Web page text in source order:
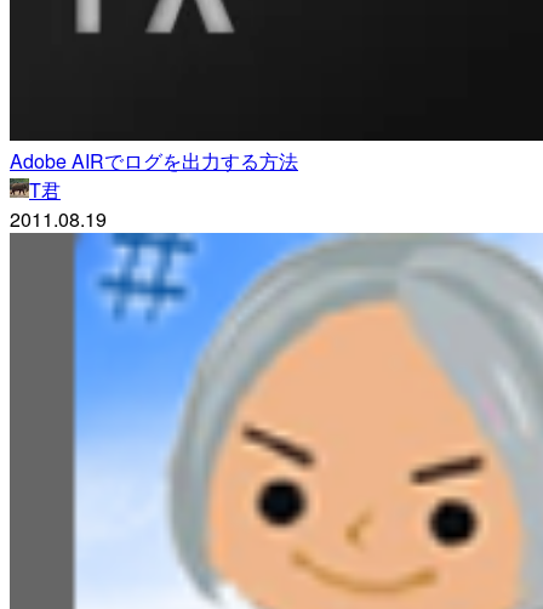
Adobe AIRでログを出力する方法
T君
2011.08.19